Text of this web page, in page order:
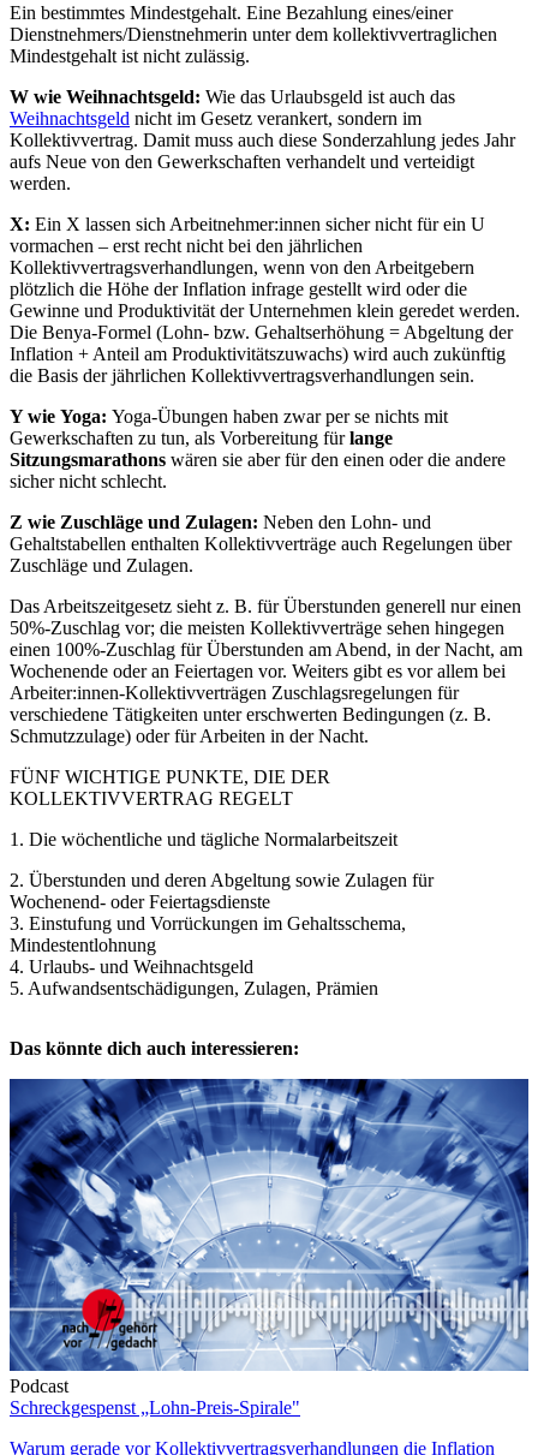
Ein bestimmtes Mindestgehalt. Eine Bezahlung eines/einer
Dienstnehmers/Dienstnehmerin unter dem kollektivvertraglichen
Mindestgehalt ist nicht zulässig.
W wie Weihnachtsgeld: Wie das Urlaubsgeld ist auch das
Weihnachtsgeld nicht im Gesetz verankert, sondern im
Kollektivvertrag. Damit muss auch diese Sonderzahlung jedes Jahr
aufs Neue von den Gewerkschaften verhandelt und verteidigt
werden.
X: Ein X lassen sich Arbeitnehmer:innen sicher nicht für ein U
vormachen – erst recht nicht bei den jährlichen
Kollektivvertragsverhandlungen, wenn von den Arbeitgebern
plötzlich die Höhe der Inflation infrage gestellt wird oder die
Gewinne und Produktivität der Unternehmen klein geredet werden.
Die Benya-Formel (Lohn- bzw. Gehaltserhöhung = Abgeltung der
Inflation + Anteil am Produktivitätszuwachs) wird auch zukünftig
die Basis der jährlichen Kollektivvertragsverhandlungen sein.
Y wie Yoga: Yoga-Übungen haben zwar per se nichts mit
Gewerkschaften zu tun, als Vorbereitung fürlange
Sitzungsmarathons wären sie aber für den einen oder die andere
sicher nicht schlecht.
Z wie Zuschläge und Zulagen: Neben den Lohn- und
Gehaltstabellen enthalten Kollektivverträge auch Regelungen über
Zuschläge und Zulagen.
Das Arbeitszeitgesetz sieht z. B. für Überstunden generell nur einen
50%-Zuschlag vor; die meisten Kollektivverträge sehen hingegen
einen 100%-Zuschlag für Überstunden am Abend, in der Nacht, am
Wochenende oder an Feiertagen vor. Weiters gibt es vor allem bei
Arbeiter:innen-Kollektivverträgen Zuschlagsregelungen für
verschiedene Tätigkeiten unter erschwerten Bedingungen (z. B.
Schmutzzulage) oder für Arbeiten in der Nacht.
FÜNF WICHTIGE PUNKTE, DIE DER
KOLLEKTIVVERTRAG REGELT
1. Die wöchentliche und tägliche Normalarbeitszeit
2. Überstunden und deren Abgeltung sowie Zulagen für
Wochenend- oder Feiertagsdienste
3. Einstufung und Vorrückungen im Gehaltsschema,
Mindestentlohnung
4. Urlaubs- und Weihnachtsgeld
5. Aufwandsentschädigungen, Zulagen, Prämien
Das könnte dich auch interessieren:
Podcast
Schreckgespenst „Lohn-Preis-Spirale"
Warum gerade vor Kollektivvertragsverhandlungen die Inflation